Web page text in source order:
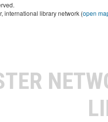
international library network (open